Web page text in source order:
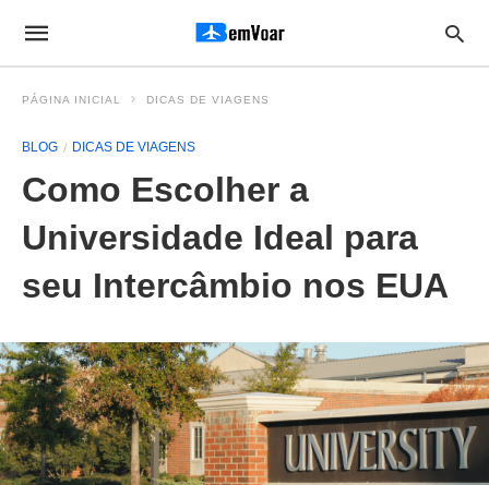
PÁGINA INICIAL DICAS DE VIAGENS
BLOG DICAS DE VIAGENS
Como Escolher a
Universidade Ideal para
seu Intercâmbio nos EUA